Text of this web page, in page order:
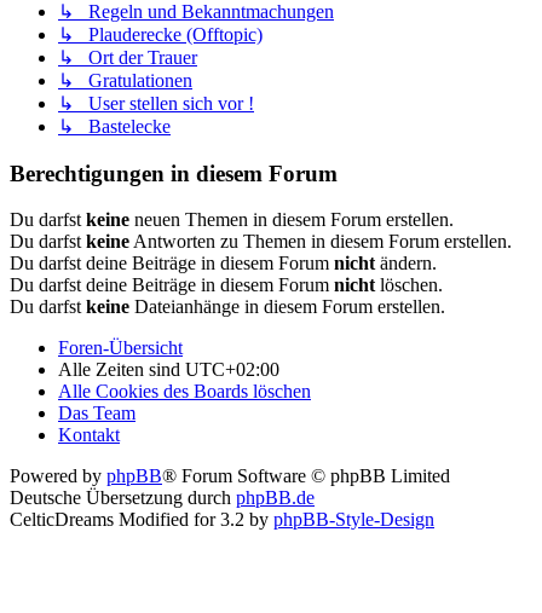
↳ Regeln und Bekanntmachungen
↳ Plauderecke (Offtopic)
↳ Ort der Trauer
↳ Gratulationen
↳ User stellen sich vor !
↳ Bastelecke
Berechtigungen in diesem Forum
Du darfstkeine neuen Themen in diesem Forum erstellen.
Du darfstkeineAntworten zu Themen in diesem Forum erstellen.
Du darfst deine Beiträge in diesem Forum nichtändern.
Du darfst deine Beiträge in diesem Forum nichtlöschen.
Du darfstkeine Dateianhänge in diesem Forum erstellen.
Foren-Übersicht
Alle Zeiten sind UTC+02:00
Alle Cookies des Boards löschen
Das Team
Kontakt
Powered by phpBB® Forum Software © phpBB Limited
Deutsche Übersetzung durch phpBB.de
CelticDreams Modified for 3.2 by phpBB-Style-Design